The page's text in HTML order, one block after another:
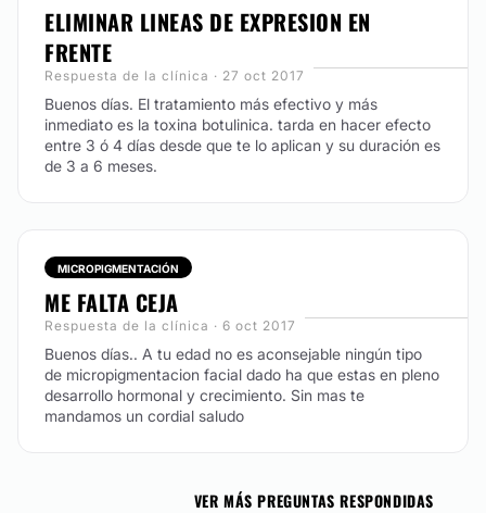
ELIMINAR LINEAS DE EXPRESION EN
FRENTE
Respuesta de la clínica · 27 oct 2017
Buenos días. El tratamiento más efectivo y más
inmediato es la toxina botulinica. tarda en hacer efecto
entre 3 ó 4 días desde que te lo aplican y su duración es
de 3 a 6 meses.
MICROPIGMENTACIÓN
ME FALTA CEJA
Respuesta de la clínica · 6 oct 2017
Buenos días.. A tu edad no es aconsejable ningún tipo
de micropigmentacion facial dado ha que estas en pleno
desarrollo hormonal y crecimiento. Sin mas te
mandamos un cordial saludo
VER MÁS PREGUNTAS RESPONDIDAS